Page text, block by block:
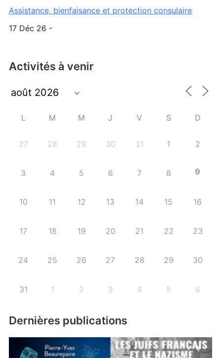
Assistance, bienfaisance et protection consulaire
17 Déc 26 -
Activités à venir
L M M J V S D
27 28 29 30 31 1 2
3 4 5 6 7 8 9
10 11 12 13 14 15 16
17 18 19 20 21 22 23
24 25 26 27 28 29 30
31 1 2 3 4 5 6
Dernières publications